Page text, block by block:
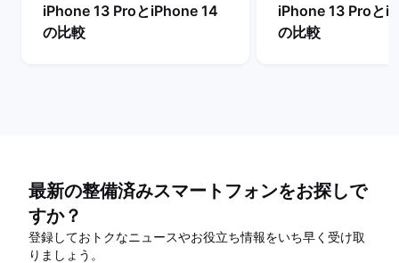
iPhone 13 ProとiPhone 14
の比較
iPhone 13 Proと
の比較
最新の整備済みスマートフォンをお探しで
すか？
登録しておトクなニュースやお役立ち情報をいち早く受け取
りましょう。